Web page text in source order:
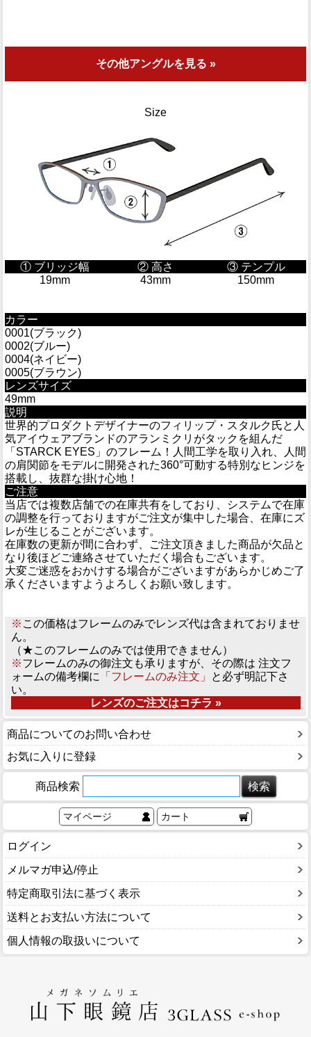
その他アングルを見る »
Size
① ブリッジ幅 ② 高さ
③ テンプル
19mm
43mm 150mm
カラー
0001(ブラック)
0002(ブルー)
0004(ネイビー)
0005(ブラウン)
レンズサイズ
49mm
説明
世界的プロダクトデザイナーのフィリップ・スタルク氏と人
気アイウェアブランドのアランミクリがタックを組んだ
「STARCK EYES」のフレーム！人間工学を取り入れ、人間
の肩関節をモデルに開発された360°可動する特別なヒンジを
搭載し、抜群な掛け心地！
ご注意
当店では複数店舗での在庫共有をしており、システムで在庫
の調整を行っておりますがご注文が集中した場合、在庫にズ
レが生じることがございます。
在庫数の更新が間に合わず、ご注文頂きました商品が欠品と
なり後ほどご連絡させていただく場合もございます。
大変ご迷惑をおかけする場合がございますがあらかじめご了
承くださいますようよろしくお願い致します。
※ この価格はフレームのみでレンズ代は含まれておりませ
ん。
（★このフレームのみでは使用できません）
※フレームのみの御注文も承りますが、その際は 注文フ
ォームの備考欄に
「フレームのみ注文」
と必ず明記下さ
い。
レンズのご注文はコチラ »
商品についてのお問い合わせ
お気に入りに登録
商品検索
マイページ カート
ログイン
メルマガ申込/停止
特定商取引法に基づく表示
送料とお支払い方法について
個人情報の取扱いについて